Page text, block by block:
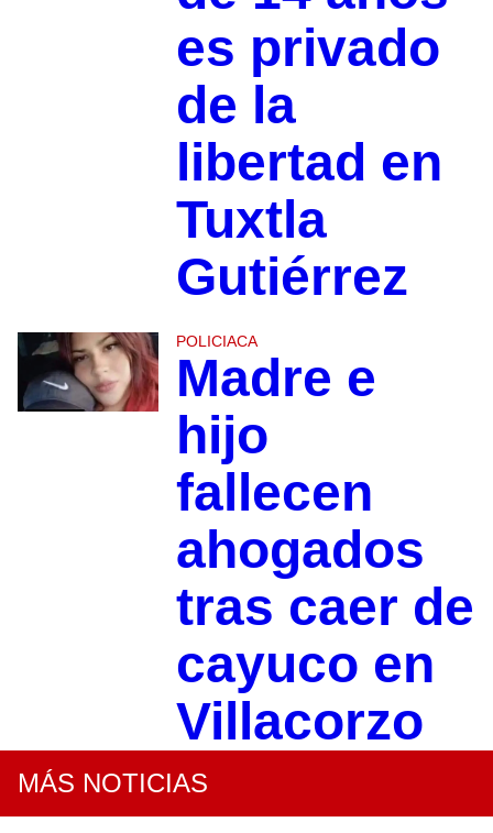
es privado
de la
libertad en
Tuxtla
Gutiérrez
POLICIACA
Madre e
hijo
fallecen
ahogados
tras caer de
cayuco en
Villacorzo
MÁS NOTICIAS